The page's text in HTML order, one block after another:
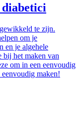
te zijn.
om je
en je algehele
bij het maken van
om in een eenvoudig
maken!